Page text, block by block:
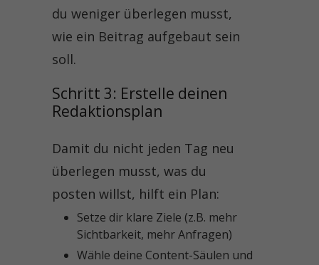
du weniger überlegen musst,
wie ein Beitrag aufgebaut sein
soll.
Schritt 3: Erstelle deinen
Redaktionsplan
Damit du nicht jeden Tag neu
überlegen musst, was du
posten willst, hilft ein Plan:
Setze dir klare Ziele (z.B. mehr
Sichtbarkeit, mehr Anfragen)
Wähle deine Content-Säulen und